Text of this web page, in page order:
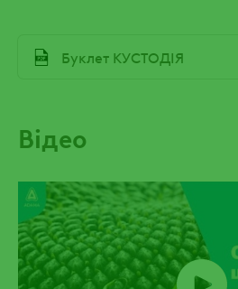
File
Буклет КУСТОДІЯ
Відео